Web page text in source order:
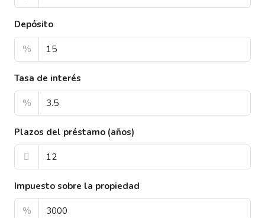
Depósito
%
Tasa de interés
%
Plazos del préstamo (años)
Impuesto sobre la propiedad
%